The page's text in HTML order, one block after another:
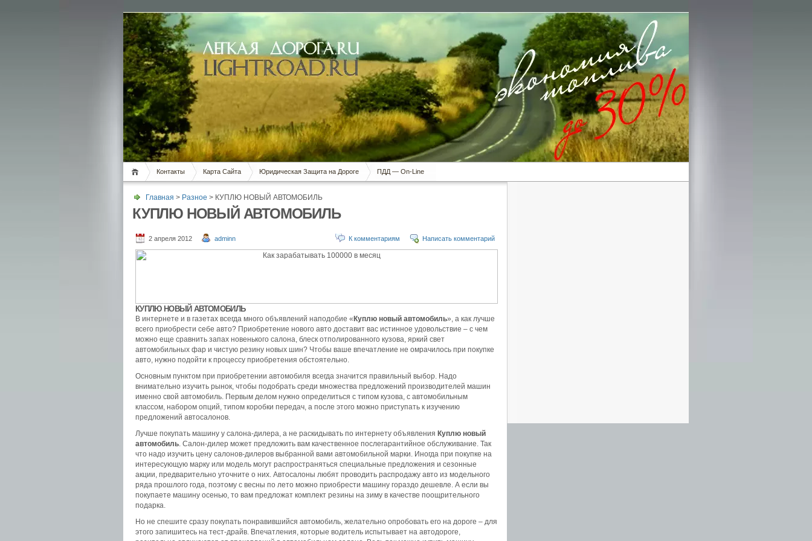
Контакты Карта Сайта Юридическая Защита на Дороге ПДД — On-Line
Главная > Разное > КУПЛЮ НОВЫЙ АВТОМОБИЛЬ
КУПЛЮ НОВЫЙ АВТОМОБИЛЬ
2 апреля 2012 adminn Написать комментарий
К комментариям
КУПЛЮ НОВЫЙ АВТОМОБИЛЬ
В интернете и в газетах всегда много объявлений наподобие « Куплю новый автомобиль», а как лучше
всего приобрести себе авто? Приобретение нового авто доставит вас истинное удовольствие – с чем
можно еще сравнить запах новенького салона, блеск отполированного кузова, яркий свет
автомобильных фар и чистую резину новых шин? Чтобы ваше впечатление не омрачилось при покупке
авто, нужно подойти к процессу приобретения обстоятельно.
Основным пунктом при приобретении автомобиля всегда значится правильный выбор. Надо
внимательно изучить рынок, чтобы подобрать среди множества предложений производителей машин
именно свой автомобиль. Первым делом нужно определиться с типом кузова, с автомобильным
классом, набором опций, типом коробки передач, а после этого можно приступать к изучению
предложений автосалонов.
Лучше покупать машину у салона-дилера, а не раскидывать по интернету объявления Куплю новый
автомобиль. Салон-дилер может предложить вам качественное послегарантийное обслуживание. Так
что надо изучить цену салонов-дилеров выбранной вами автомобильной марки. Иногда при покупке на
интересующую марку или модель могут распространяться специальные предложения и сезонные
акции, предварительно уточните о них. Автосалоны любят проводить распродажу авто из модельного
ряда прошлого года, поэтому с весны по лето можно приобрести машину гораздо дешевле. А если вы
покупаете машину осенью, то вам предложат комплект резины на зиму в качестве поощрительного
подарка.
Но не спешите сразу покупать понравившийся автомобиль, желательно опробовать его на дороге – для
этого запишитесь на тест-драйв. Впечатления, которые водитель испытывает на автодороге,